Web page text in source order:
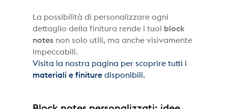
La possibilità di personalizzare ogni
dettaglio della finitura rende i tuoi block
notes non solo utili, ma anche visivamente
impeccabili.
Visita la nostra pagina per scoprire tutti i
materiali e finiture disponibili.